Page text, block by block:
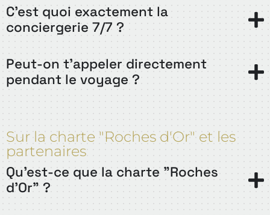
C'est quoi exactement la
conciergerie 7/7 ?
Peut-on t'appeler directement
pendant le voyage ?
Sur la charte "Roches d'Or" et les
partenaires
Qu'est-ce que la charte "Roches
d'Or" ?